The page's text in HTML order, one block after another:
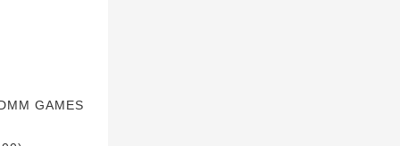
GAMES